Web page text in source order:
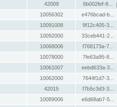
42009 6b002fef-8...
10056302 e476bcad-b...
10091008 9f12c405-3...
10092000 33ceb441-2...
10068006 f768173a-7...
10078000 7fe63a95-8...
10061007 eebd633a-3...
10062000 7644f1d7-3...
42015 f7b5c3d3-3...
10089006 e6d68ab7-5...